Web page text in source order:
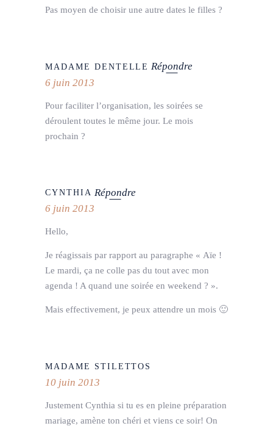
Pas moyen de choisir une autre dates le filles ?
MADAME DENTELLE Répondre
6 juin 2013
Pour faciliter l’organisation, les soirées se
déroulent toutes le même jour. Le mois
prochain ?
CYNTHIA Répondre
6 juin 2013
Hello,
Je réagissais par rapport au paragraphe « Aïe !
Le mardi, ça ne colle pas du tout avec mon
agenda ! A quand une soirée en weekend ? ».
Mais effectivement, je peux attendre un mois 🙂
MADAME STILETTOS
10 juin 2013
Justement Cynthia si tu es en pleine préparation
mariage, amène ton chéri et viens ce soir! On